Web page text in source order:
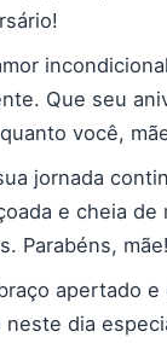
Que seu
você,
jornada
e cheia de
Parabéns,
apertado
neste dia